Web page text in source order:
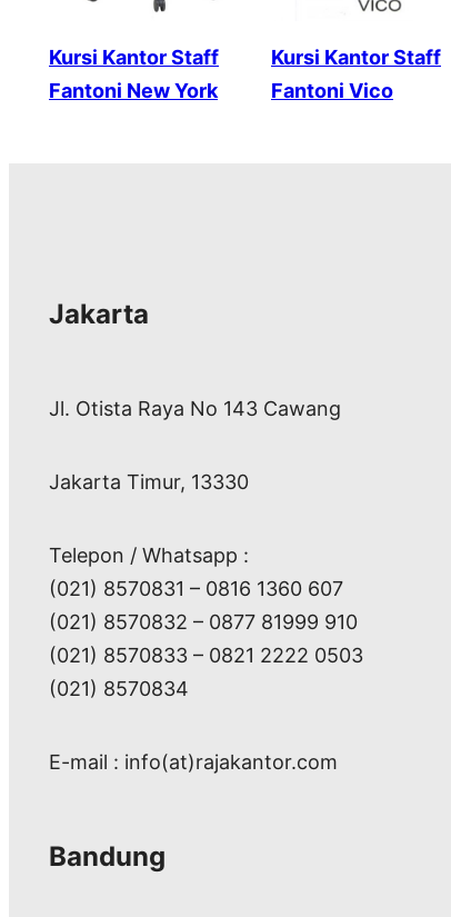
Kursi Kantor Staff
Fantoni New York
Kursi Kantor Staff
Fantoni Vico
Jakarta
Jl. Otista Raya No 143 Cawang
Jakarta Timur, 13330
Telepon / Whatsapp :
(021) 8570831 – 0816 1360 607
(021) 8570832 – 0877 81999 910
(021) 8570833 – 0821 2222 0503
(021) 8570834
E-mail : info(at)rajakantor.com
Bandung